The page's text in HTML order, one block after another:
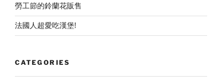
勞工節的鈴蘭花販售
法國人超愛吃漢堡!
CATEGORIES